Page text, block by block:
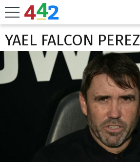
YAEL FALCON PEREZ